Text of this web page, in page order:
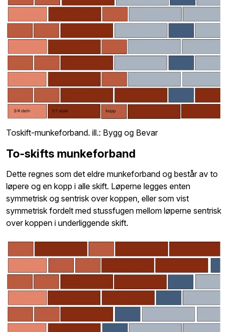
Toskift-munkeforband. ill.: Bygg og Bevar
To-skifts munkeforband
Dette regnes som det eldre munkeforband og består av to
løpere og en kopp i alle skift. Løperne legges enten
symmetrisk og sentrisk over koppen, eller som vist
symmetrisk fordelt med stussfugen mellom løperne sentrisk
over koppen i underliggende skift.